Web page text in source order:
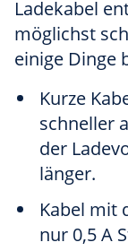
Ladekabel
möglichst
einige Dinge
Kurze
schneller
der
länger.
Kabel mit
nur 0,5 A